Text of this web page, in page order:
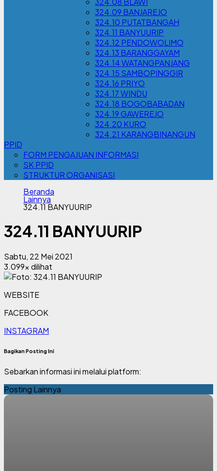
324.09 BANJAREJO
324.10 PUTATBANGAH
324.11 BANYUURIP
324.12 PENDOWOLIMO
324.13 BARANGGAYAM
324.14 WATANGPANJANG
324.15 SAMBOPINGGIR
324.16 PRIYO
324.17 WINDU
324.18 BOGOBABADAN
324.19 GAWEREJO
324.20 KURO
324.21 KARANGBINANGUN
PPID
FORM PENGAJUAN INFORMASI
SK PPID
STRUKTUR ORGANISASI
Beranda
Lainnya
324.11 BANYUURIP
324.11 BANYUURIP
Sabtu, 22 Mei 2021
3.099x dilihat
WEBSITE
FACEBOOK
INSTAGRAM
Bagikan Posting Ini
Sebarkan informasi ini melalui platform:
Posting Lainnya